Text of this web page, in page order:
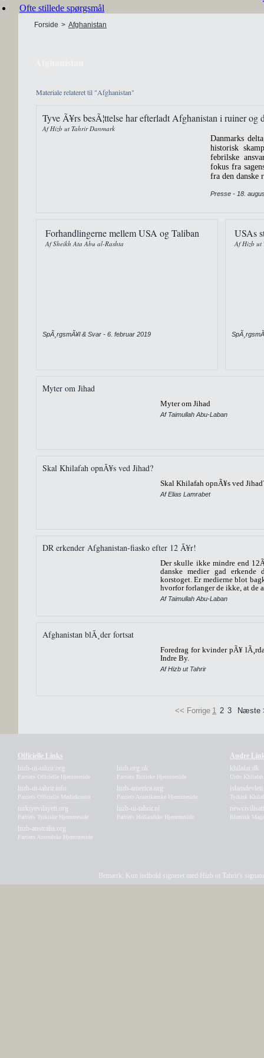
Ofte stillede spørgsmål
Forside > Afghanistan
Materiale relateret til "Afghanistan"
Tyve Ã¥rs besÃ¦ttelse har efterladt Afghanistan i ruiner
Af Hizb ut Tahrir Danmark
Danmarks
historisk
febrilske
fokus fra
fra den danske
Presse - 18.
Forhandlingerne mellem USA og Taliban
Af Sheikh Ata Abu al-Rashta
SpÃ¸rgsmÃ¥l & Svar - 6. februar 2019
USAs
Af Hizb ut
Myter om Jihad
Myter om Jihad
Af Taimullah Abu-Laban
Skal Khilafah opnÃ¥s ved Jihad?
Skal Khilafah opnÃ¥s ved
Af Elias Lamrabet
DR erkender Afghanistan-fiasko efter 12 Ã¥r!
Der skulle ikke mindre end
danske medier gad erkende
korstoget. Er medierne blot
hvorfor forlanger de ikke, at de
Af Taimullah Abu-Laban
Afghanistan blÃ¸der fortsat
Foredrag for kvinder pÃ¥
Indre By.
Af Hizb ut Tahrir
<< Forrige 1 2 3 Næste
Officielle Links
hizb-ut-tahrir.org
Partiets Officielle Hjemmeside
hizb.org.uk
Partiets Britiske Hjemmeside
hizb-ut-tahrir.info
Partiets Officielle Mediekontor
hizb-america.org
Partiets Amerikanske Hjemmeside
turkiyevilayeti.org
Partiets Tyrkiske Hjemmeside
hizb-ut-tahrir.nl
Partiets Hollandske Hjemmeside
hizb-australia.org
Partiets Australske Hjemmeside
Andre
khilafat.dk
Urdu
Tyrkisk
Islamisk
Bemærk: Kun indhold signeret med Hizb ut Tahrir's